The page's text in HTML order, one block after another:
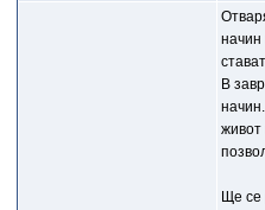
начин
В
живот
Ще се